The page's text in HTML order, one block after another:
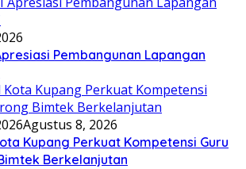
Pembangunan Lapangan
Agustus 8, 2026
Kupang Perkuat Kompetensi Guru
Berkelanjutan